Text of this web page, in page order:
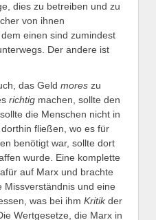
dies zu betreiben und zu
von ihnen
einen sind zumindest
Der andere ist
das Geld mores zu
richtig machen, sollte den
die Menschen nicht in
fließen, wo es für
benötigt war, sollte dort
wurde. Eine komplette
auf Marx und brachte
und eine
was bei ihm Kritikder
Wertgesetze, die Marx in